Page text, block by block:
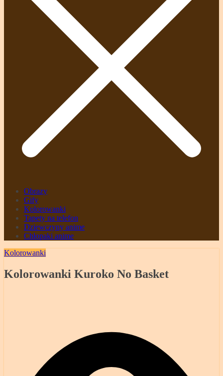
Obrazy
Gify
Kolorowanki
Tapety na telefon
Dziewczyny anime
Chłopaki anime
Kolorowanki
Kolorowanki Kuroko No Basket